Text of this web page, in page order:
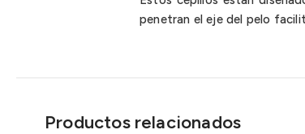
penetran el eje del pelo
Productos relacionados